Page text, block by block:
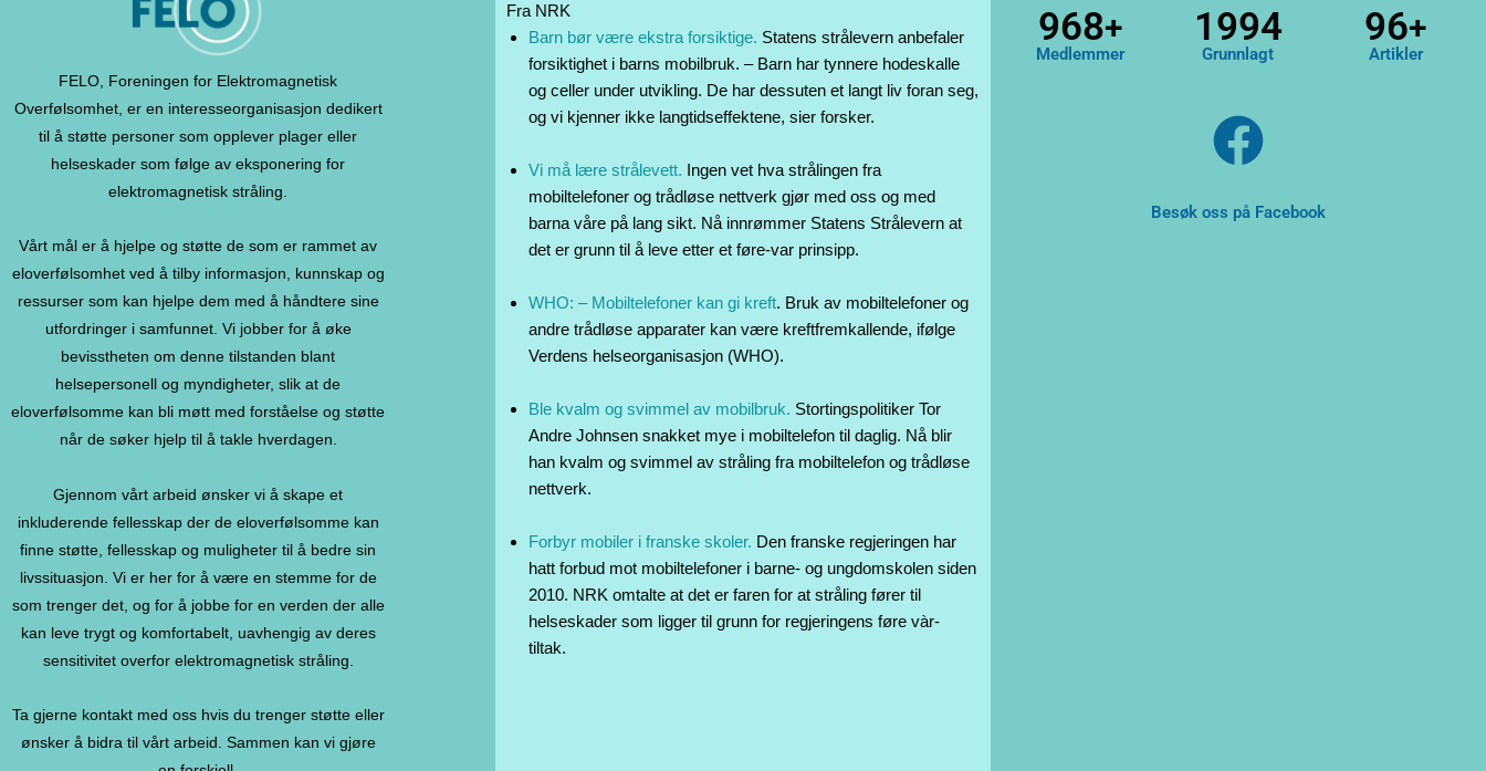
FELO, Foreningen for Elektromagnetisk
Overfølsomhet, er en interesseorganisasjon dedikert
til å støtte personer som opplever plager eller
helseskader som følge av eksponering for
elektromagnetisk stråling.
Vårt mål er å hjelpe og støtte de som er rammet av
eloverfølsomhet ved å tilby informasjon, kunnskap og
ressurser som kan hjelpe dem med å håndtere sine
utfordringer i samfunnet. Vi jobber for å øke
bevisstheten om denne tilstanden blant
helsepersonell og myndigheter, slik at de
eloverfølsomme kan bli møtt med forståelse og støtte
når de søker hjelp til å takle hverdagen.
Gjennom vårt arbeid ønsker vi å skape et
inkluderende fellesskap der de eloverfølsomme kan
finne støtte, fellesskap og muligheter til å bedre sin
livssituasjon. Vi er her for å være en stemme for de
som trenger det, og for å jobbe for en verden der alle
kan leve trygt og komfortabelt, uavhengig av deres
sensitivitet overfor elektromagnetisk stråling.
Ta gjerne kontakt med oss hvis du trenger støtte eller
ønsker å bidra til vårt arbeid. Sammen kan vi gjøre
Fra NRK
Barn bør være ekstra forsiktige. Statens strålevern anbefaler
forsiktighet i barns mobilbruk. – Barn har tynnere hodeskalle
og celler under utvikling. De har dessuten et langt liv foran seg,
og vi kjenner ikke langtidseffektene, sier forsker.
Vi må lære strålevett. Ingen vet hva strålingen fra
mobiltelefoner og trådløse nettverk gjør med oss og med
barna våre på lang sikt. Nå innrømmer Statens Strålevern at
det er grunn til å leve etter et føre-var prinsipp.
WHO: – Mobiltelefoner kan gi kreft. Bruk av mobiltelefoner og
andre trådløse apparater kan være kreftfremkallende, ifølge
Verdens helseorganisasjon (WHO).
Ble kvalm og svimmel av mobilbruk. Stortingspolitiker Tor
Andre Johnsen snakket mye i mobiltelefon til daglig. Nå blir
han kvalm og svimmel av stråling fra mobiltelefon og trådløse
nettverk.
Forbyr mobiler i franske skoler. Den franske regjeringen har
hatt forbud mot mobiltelefoner i barne- og ungdomskolen siden
2010. NRK omtalte at det er faren for at stråling fører til
helseskader som ligger til grunn for regjeringens føre vàr-
tiltak.
1000+
Medlemmer
1994
Grunnlagt
100+
Artikler
F
a
c
Besøk oss på Facebook